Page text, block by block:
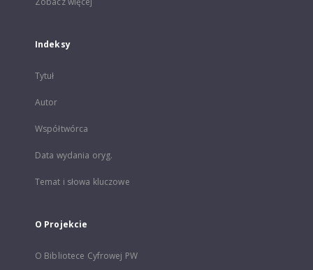
Indeksy
Tytuł
Autor
Współtwórca
Data wydania oryg.
Temat i słowa kluczowe
O Projekcie
O Bibliotece Cyfrowej PW